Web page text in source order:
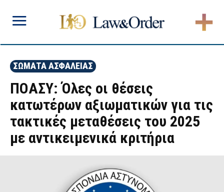
ΣΩΜΑΤΑ ΑΣΦΑΛΕΙΑΣ
ΠΟΑΣΥ: Όλες οι θέσεις
κατωτέρων αξιωματικών για τις
τακτικές μεταθέσεις του 2025
με αντικειμενικά κριτήρια